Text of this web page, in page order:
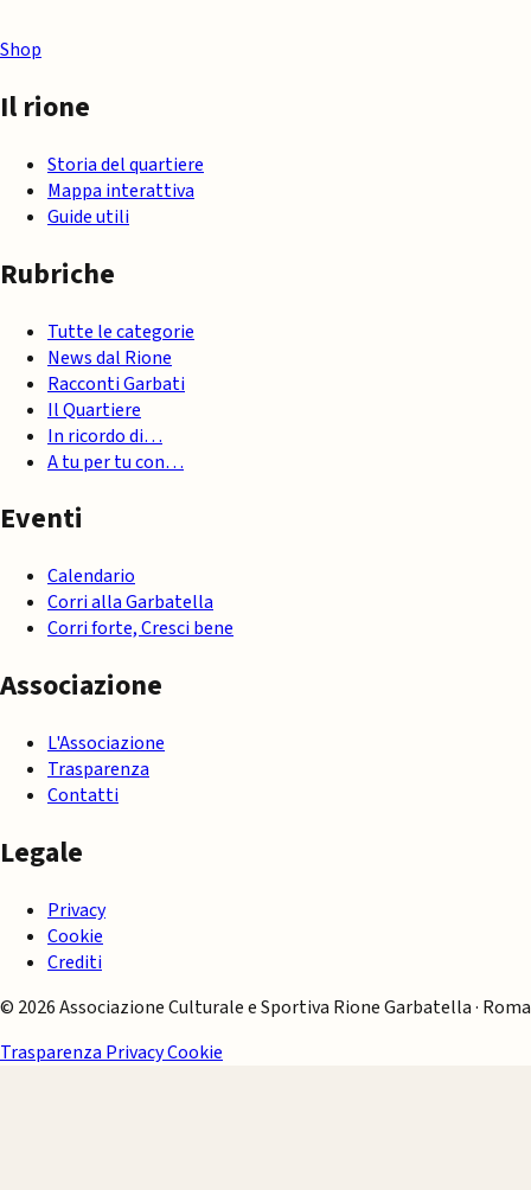
Shop
Il rione
Storia del quartiere
Mappa interattiva
Guide utili
Rubriche
Tutte le categorie
News dal Rione
Racconti Garbati
Il Quartiere
In ricordo di…
A tu per tu con…
Eventi
Calendario
Corri alla Garbatella
Corri forte, Cresci bene
Associazione
L'Associazione
Trasparenza
Contatti
Legale
Privacy
Cookie
Crediti
© 2026 Associazione Culturale e Sportiva Rione Garbatella · Roma
Trasparenza PrivacyCookie